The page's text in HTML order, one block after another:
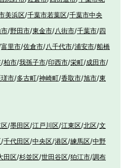
美浜区/千葉市若葉区/千葉市中央
/野田市/東金市/八街市/千葉市/四
富里市/佐倉市/八千代市/浦安市/船橋
/柏市/我孫子市/印西市/栄町/成田市/
市/多古町/神崎町/香取市/旭市/東
/墨田区/江戸川区/江東区/北区/文
/千代田区/中央区/港区/練馬区/中野
田区/杉並区/世田谷区/狛江市/調布